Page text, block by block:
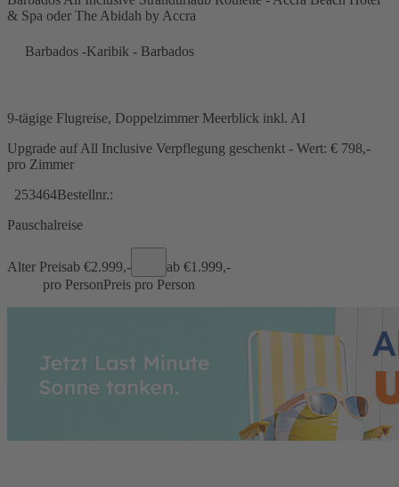
& Spa oder The Abidah by Accra
Barbados -Karibik - Barbados
9-tägige Flugreise, Doppelzimmer Meerblick inkl. AI
Upgrade auf All Inclusive Verpflegung geschenkt - Wert: € 798,-
pro Zimmer
253464Bestellnr.:
Pauschalreise
Alter Preisab €2.999,- ab €1.999,-
pro PersonPreis pro Person